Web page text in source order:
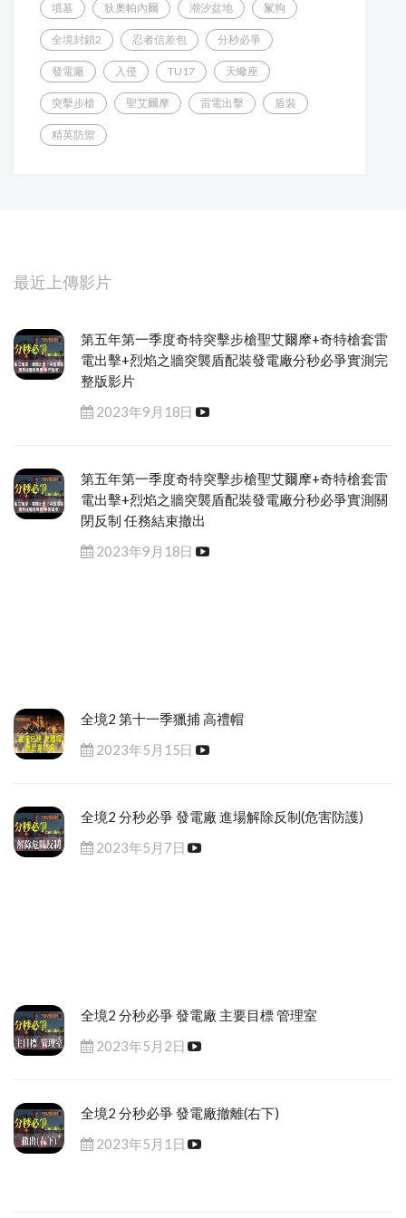
墳墓 狄奧帕內爾 潮汐盆地 鬣狗
全境封鎖2 忍者信差包 分秒必爭
發電廠 入侵 TU17 天蠍座
突擊步槍 聖艾爾摩 雷電出擊 盾裝
精英防禦
最近上傳影片
第五年第一季度奇特突擊步槍聖艾爾摩+奇特槍套雷
電出擊+烈焰之牆突襲盾配裝發電廠分秒必爭實測完
整版影片
2023年9月18日
第五年第一季度奇特突擊步槍聖艾爾摩+奇特槍套雷
電出擊+烈焰之牆突襲盾配裝發電廠分秒必爭實測關
閉反制 任務結束撤出
2023年9月18日
全境2 第十一季獵捕 高禮帽
2023年5月15日
全境2 分秒必爭 發電廠 進場解除反制(危害防護)
2023年5月7日
全境2 分秒必爭 發電廠 主要目標 管理室
2023年5月2日
全境2 分秒必爭 發電廠撤離(右下)
2023年5月1日